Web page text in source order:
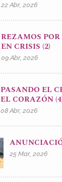
22 Abr, 2026
REZAMOS
EN CRISIS (2)
09 Abr, 2026
PASANDO EL
EL CORAZÓN
08 Abr, 2026
25 Mar, 2026